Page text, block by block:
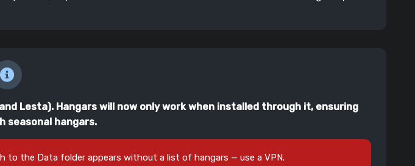
Lesta). Hangars will now only work when installed through it, ensuring
seasonal hangars.
to the Data folder appears without a list of hangars — use a VPN.